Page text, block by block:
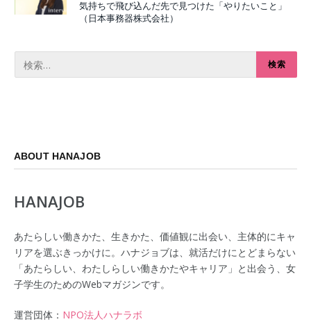
気持ちで飛び込んだ先で見つけた「やりたいこと」
（日本事務器株式会社）
ABOUT HANAJOB
HANAJOB
あたらしい働きかた、生きかた、価値観に出会い、主体的にキャ
リアを選ぶきっかけに。ハナジョブは、就活だけにとどまらない
「あたらしい、わたしらしい働きかたやキャリア」と出会う、女
子学生のためのWebマガジンです。
運営団体： NPO法人ハナラボ